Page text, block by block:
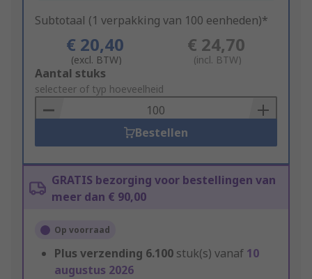
Subtotaal (1 verpakking van 100 eenheden)*
€ 20,40
(excl. BTW)
€ 24,70
(incl. BTW)
Add
to
Basket
Aantal stuks
selecteer of typ hoeveelheid
Bestellen
GRATIS bezorging voor bestellingen van
meer dan € 90,00
Op voorraad
Plus verzending 6.100 stuk(s) vanaf 10
augustus 2026